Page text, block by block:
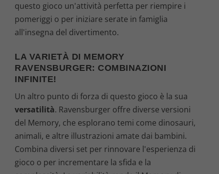
questo gioco un'attività perfetta per riempire i
pomeriggi o per iniziare serate in famiglia
all'insegna del divertimento.
LA VARIETÀ DI MEMORY
RAVENSBURGER: COMBINAZIONI
INFINITE!
Un altro punto di forza di questo gioco è la sua
versatilità. Ravensburger offre diverse versioni
del Memory, che esplorano temi come dinosauri,
animali, e altre illustrazioni amate dai bambini.
Combina diversi set per rinnovare l'esperienza di
gioco o per incrementare la sfida e la